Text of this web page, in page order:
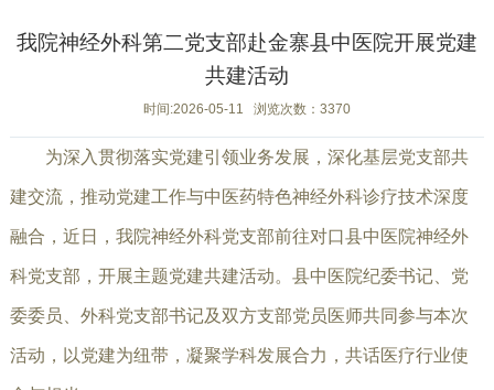
我院神经外科第二党支部赴金寨县中医院开展党建
共建活动
时间:2026-05-11 浏览次数：3370
为深入贯彻落实党建引领业务发展，深化基层党支部共
建交流，推动党建工作与中医药特色神经外科诊疗技术深度
融合，近日，我院神经外科党支部前往对口县中医院神经外
科党支部，开展主题党建共建活动。县中医院纪委书记、党
委委员、外科党支部书记及双方支部党员医师共同参与本次
活动，以党建为纽带，凝聚学科发展合力，共话医疗行业使